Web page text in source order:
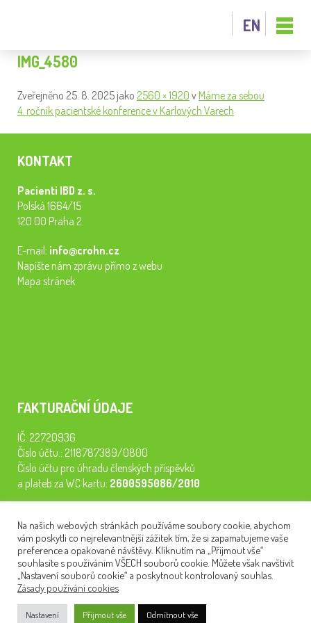
EN
IMG_4580
Zveřejněno 25. 8. 2025 jako 2560 × 1920 v Máme za sebou
4. ročník pacientské konference v Karlových Varech
KONTAKT
Pacienti IBD z. s.
Polská 1664/15
120 00 Praha 2
E-mail: info@crohn.cz
Napište nám zprávu přímo z webu
Mapa stránek
FAKTURAČNÍ ÚDAJE
IČ: 22720936
Číslo účtu.: 2118787389/0800
Číslo účtu pro úhradu členských příspěvků
a plateb za WC kartu: 2600595086/2010
semináře, konferenci, plavbu na lodi a WC kartu. Z peněz
tiskneme odborné publikace pro pacienty.
NEWSLETTER
Na našich webových stránkách používáme soubory cookie, abychom
vám poskytli co nejrelevantnější zážitek tím, že si zapamatujeme vaše
preference a opakované návštěvy. Kliknutím na „Přijmout vše“
souhlasíte s používáním VŠECH souborů cookie. Můžete však navštívit
„Nastavení souborů cookie“ a poskytnout kontrolovaný souhlas.
Zásady používání cookies
Nastavení Přijmout vše Odmítnout vše